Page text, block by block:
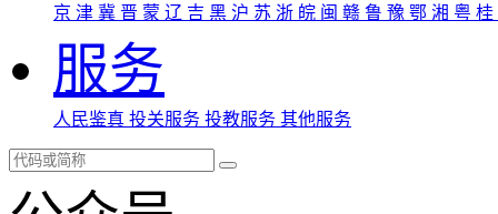
京 津 冀 晋 蒙 辽 吉 黑 沪 苏 浙 皖 闽 赣 鲁 豫 鄂 湘 粤 桂
服务
人民鉴真 投关服务 投教服务 其他服务